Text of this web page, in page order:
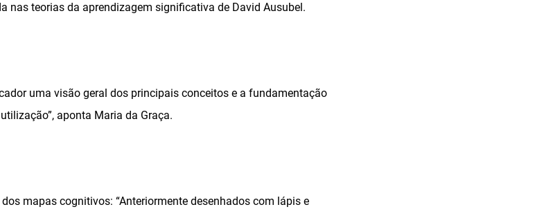
nas teorias da aprendizagem significativa de David Ausubel.
uma visão geral dos principais conceitos e a fundamentação
aponta Maria da Graça.
mapas cognitivos: “Anteriormente desenhados com lápis e